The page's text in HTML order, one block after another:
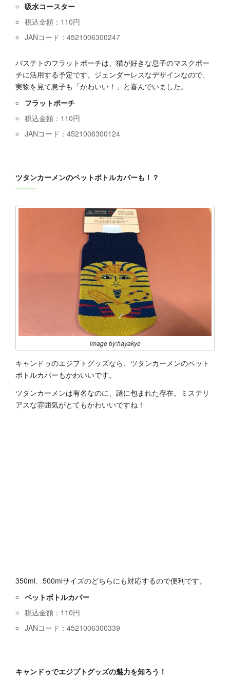
吸水コースター
税込金額：110円
JANコード：4521006300247
バステトのフラットポーチは、猫が好きな息子のマスクポー
チに活用する予定です。ジェンダーレスなデザインなので、
実物を見て息子も「かわいい！」と喜んでいました。
フラットポーチ
税込金額：110円
JANコード：4521006300124
ツタンカーメンのペットボトルカバーも！？
image by:hayakyo
キャンドゥのエジプトグッズなら、ツタンカーメンのペット
ボトルカバーもかわいいです。
ツタンカーメンは有名なのに、謎に包まれた存在。ミステリ
アスな雰囲気がとてもかわいいですね！
350ml、500mlサイズのどちらにも対応するので便利です。
ペットボトルカバー
税込金額：110円
JANコード：4521006300339
キャンドゥでエジプトグッズの魅力を知ろう！